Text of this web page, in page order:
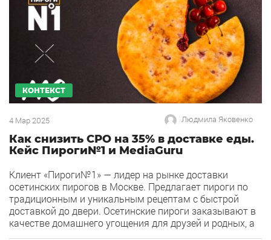
КОНТЕКСТ
4 Мар 2025 Людмила Яковенко
Как снизить СРО на 35% в доставке еды.
Кейс Пироги№1 и MediaGuru
Клиент «Пироги№1» — лидер на рынке доставки
осетинских пирогов в Москве. Предлагает пироги по
традиционным и уникальным рецептам с быстрой
доставкой до двери. Осетинские пироги заказывают в
качестве домашнего угощения для друзей и родных, а